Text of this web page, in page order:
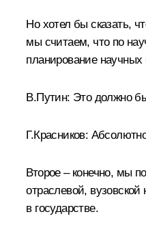
Но хотел бы сказать,
мы считаем, что по
планирование
В.Путин: Это должно
Г.Красников:
Второе – конечно, мы
отраслевой,
в государстве.